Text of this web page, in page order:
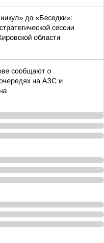
до «Беседки»:
сессии
области
сообщают о
на АЗС и